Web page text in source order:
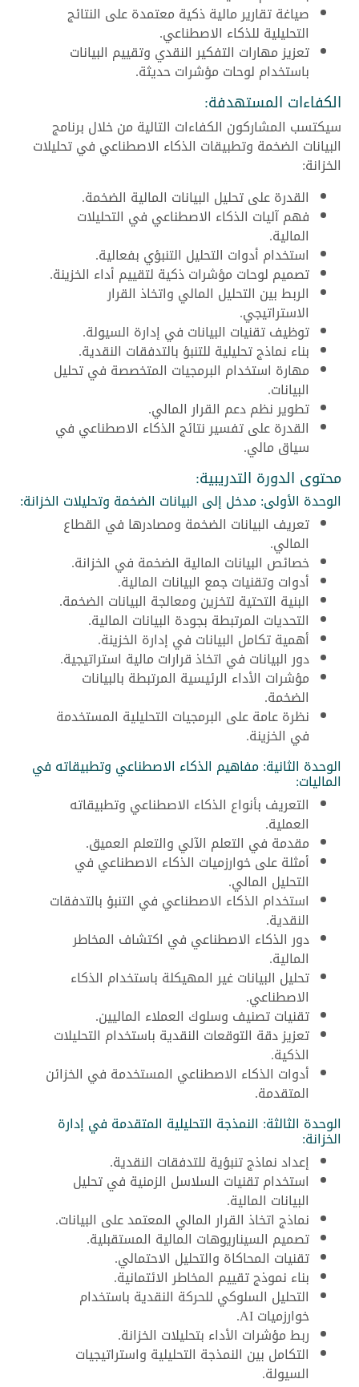
صياغة تقارير مالية ذكية معتمدة على النتائج
التحليلية للذكاء الاصطناعي.
تعزيز مهارات التفكير النقدي وتقييم البيانات
باستخدام لوحات مؤشرات حديثة.
الكفاءات المستهدفة:
سيكتسب المشاركون الكفاءات التالية من خلال برنامج
البيانات الضخمة وتطبيقات الذكاء الاصطناعي في تحليلات
الخزانة:
القدرة على تحليل البيانات المالية الضخمة.
فهم آليات الذكاء الاصطناعي في التحليلات
المالية.
استخدام أدوات التحليل التنبؤي بفعالية.
تصميم لوحات مؤشرات ذكية لتقييم أداء الخزينة.
الربط بين التحليل المالي واتخاذ القرار
الاستراتيجي.
توظيف تقنيات البيانات في إدارة السيولة.
بناء نماذج تحليلية للتنبؤ بالتدفقات النقدية.
مهارة استخدام البرمجيات المتخصصة في تحليل
البيانات.
تطوير نظم دعم القرار المالي.
القدرة على تفسير نتائج الذكاء الاصطناعي في
سياق مالي.
محتوى الدورة التدريبية:
الوحدة الأولى: مدخل إلى البيانات الضخمة وتحليلات الخزانة:
تعريف البيانات الضخمة ومصادرها في القطاع
المالي.
خصائص البيانات المالية الضخمة في الخزانة.
أدوات وتقنيات جمع البيانات المالية.
البنية التحتية لتخزين ومعالجة البيانات الضخمة.
التحديات المرتبطة بجودة البيانات المالية.
أهمية تكامل البيانات في إدارة الخزينة.
دور البيانات في اتخاذ قرارات مالية استراتيجية.
مؤشرات الأداء الرئيسية المرتبطة بالبيانات
الضخمة.
نظرة عامة على البرمجيات التحليلية المستخدمة
في الخزينة.
الوحدة الثانية: مفاهيم الذكاء الاصطناعي وتطبيقاته في
الماليات:
التعريف بأنواع الذكاء الاصطناعي وتطبيقاته
العملية.
مقدمة في التعلم الآلي والتعلم العميق.
أمثلة على خوارزميات الذكاء الاصطناعي في
التحليل المالي.
استخدام الذكاء الاصطناعي في التنبؤ بالتدفقات
النقدية.
دور الذكاء الاصطناعي في اكتشاف المخاطر
المالية.
تحليل البيانات غير المهيكلة باستخدام الذكاء
الاصطناعي.
تقنيات تصنيف وسلوك العملاء الماليين.
تعزيز دقة التوقعات النقدية باستخدام التحليلات
الذكية.
أدوات الذكاء الاصطناعي المستخدمة في الخزائن
المتقدمة.
الوحدة الثالثة: النمذجة التحليلية المتقدمة في إدارة
الخزانة:
إعداد نماذج تنبؤية للتدفقات النقدية.
استخدام تقنيات السلاسل الزمنية في تحليل
البيانات المالية.
نماذج اتخاذ القرار المالي المعتمد على البيانات.
تصميم السيناريوهات المالية المستقبلية.
تقنيات المحاكاة والتحليل الاحتمالي.
بناء نموذج تقييم المخاطر الائتمانية.
التحليل السلوكي للحركة النقدية باستخدام
خوارزميات AI.
ربط مؤشرات الأداء بتحليلات الخزانة.
التكامل بين النمذجة التحليلية واستراتيجيات
السيولة.